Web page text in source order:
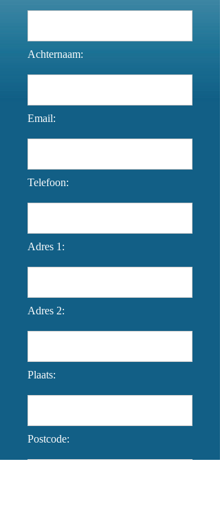
Achternaam:
Email:
Telefoon:
Adres 1:
Adres 2:
Plaats:
Postcode: